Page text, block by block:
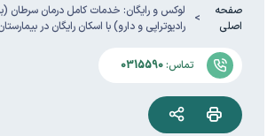
صفحه
اصلی
لوکس و رایگان: خدمات کامل درمان سرطان
رادیوتراپی و دارو) با اسکان رایگان در
تماس: 0315590